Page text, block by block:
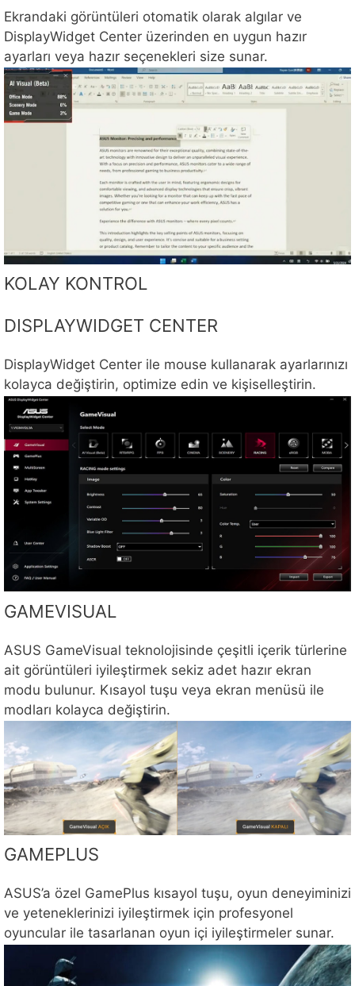
Ekrandaki görüntüleri otomatik olarak algılar ve
DisplayWidget Center üzerinden en uygun hazır
ayarları veya hazır seçenekleri size sunar.
KOLAY KONTROL
DISPLAYWIDGET CENTER
DisplayWidget Center ile mouse kullanarak ayarlarınızı
kolayca değiştirin, optimize edin ve kişiselleştirin.
GAMEVISUAL
ASUS GameVisual teknolojisinde çeşitli içerik türlerine
ait görüntüleri iyileştirmek sekiz adet hazır ekran
modu bulunur. Kısayol tuşu veya ekran menüsü ile
modları kolayca değiştirin.
GAMEPLUS
ASUS’a özel GamePlus kısayol tuşu, oyun deneyiminizi
ve yeteneklerinizi iyileştirmek için profesyonel
oyuncular ile tasarlanan oyun içi iyileştirmeler sunar.